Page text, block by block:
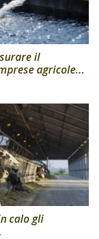
il
agricole...
calo gli